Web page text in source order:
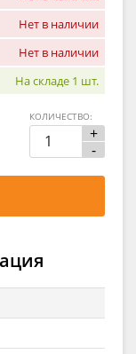
Нет в наличии
Нет в наличии
На складе 1 шт.
+
-
КОЛИЧЕСТВО: